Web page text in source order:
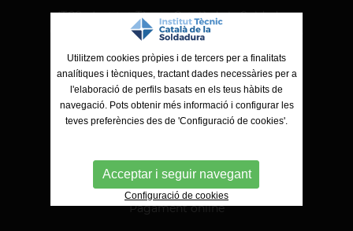
ITCS - Institut Tècnic Català de la Soldadura
Ctra. de Molins de Rei a Sabadell, 79, Nau 8 bis
Pagament online
Utilitzem cookies pròpies i de tercers per a finalitats
analítiques i tècniques, tractant dades necessàries per a
l'elaboració de perfils basats en els teus hàbits de
navegació. Pots obtenir més informació i configurar les
teves preferències des de 'Configuració de cookies'.
Acceptar i seguir navegant
Configuració de cookies